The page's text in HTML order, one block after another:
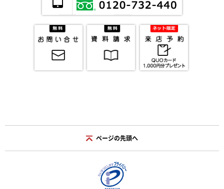
ページの先頭へ